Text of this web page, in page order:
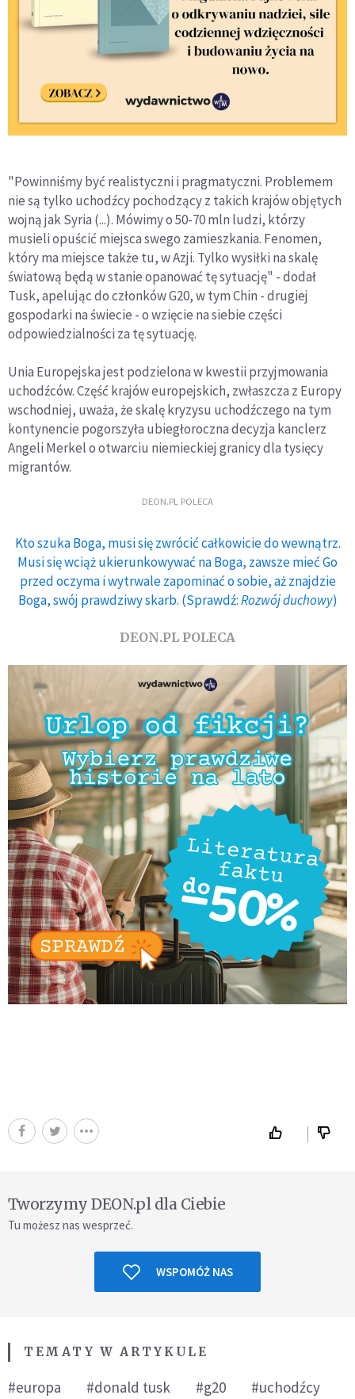
"Powinniśmy być realistyczni i pragmatyczni. Problemem
nie są tylko uchodźcy pochodzący z takich krajów objętych
wojną jak Syria (...). Mówimy o 50-70 mln ludzi, którzy
musieli opuścić miejsca swego zamieszkania. Fenomen,
który ma miejsce także tu, w Azji. Tylko wysiłki na skalę
światową będą w stanie opanować tę sytuację" - dodał
Tusk, apelując do członków G20, w tym Chin - drugiej
gospodarki na świecie - o wzięcie na siebie części
odpowiedzialności za tę sytuację.
Unia Europejska jest podzielona w kwestii przyjmowania
uchodźców. Część krajów europejskich, zwłaszcza z Europy
wschodniej, uważa, że skalę kryzysu uchodźczego na tym
kontynencie pogorszyła ubiegłoroczna decyzja kanclerz
Angeli Merkel o otwarciu niemieckiej granicy dla tysięcy
migrantów.
DEON.PL POLECA
Kto szuka Boga, musi się zwrócić całkowicie do wewnątrz.
Musi się wciąż ukierunkowywać na Boga, zawsze mieć Go
przed oczyma i wytrwale zapominać o sobie, aż znajdzie
Boga, swój prawdziwy skarb. (Sprawdź:Rozwój duchowy)
DEON.PL POLECA
Tworzymy DEON.pl dla Ciebie
Tu możesz nas wesprzeć.
WSPOMÓŻ NAS
TEMATY W ARTYKULE
#europa #donald tusk #g20
#uchodźcy